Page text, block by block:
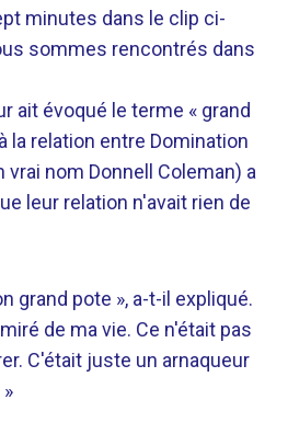
minutes dans le clip ci-
sommes rencontrés dans
ait évoqué le terme « grand
la relation entre Domination
vrai nom Donnell Coleman) a
leur relation n'avait rien de
grand pote », a-t-il expliqué.
de ma vie. Ce n'était pas
C'était juste un arnaqueur